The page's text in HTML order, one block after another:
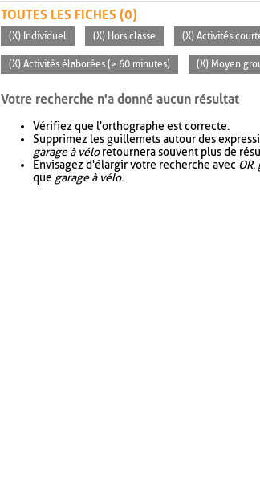
TOUTES LES FICHES (0)
(X) Individuel (X) Hors classe (X) Activités
(X) Activités élaborées (> 60 minutes) (X) Moyen
Votre recherche n'a donné aucun résultat
Vérifiez que l'orthographe est correcte.
Supprimez les guillemets autour des
garage à véloretournera souvent plus de
Envisagez d'élargir votre recherche avec OR.
que garage à vélo.